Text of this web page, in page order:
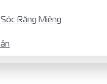
Răng Miệng